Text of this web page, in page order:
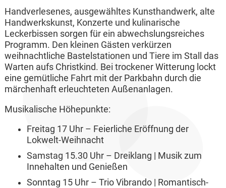
Handverlesenes, ausgewähltes Kunsthandwerk, alte
Handwerkskunst, Konzerte und kulinarische
Leckerbissen sorgen für ein abwechslungsreiches
Programm. Den kleinen Gästen verkürzen
weihnachtliche Bastelstationen und Tiere im Stall das
Warten aufs Christkind. Bei trockener Witterung lockt
eine gemütliche Fahrt mit der Parkbahn durch die
märchenhaft erleuchteten Außenanlagen.
Musikalische Höhepunkte:
Freitag 17 Uhr – Feierliche Eröffnung der
Lokwelt-Weihnacht
Samstag 15.30 Uhr – Dreiklang | Musik zum
Innehalten und Genießen
Sonntag 15 Uhr – Trio Vibrando | Romantisch-